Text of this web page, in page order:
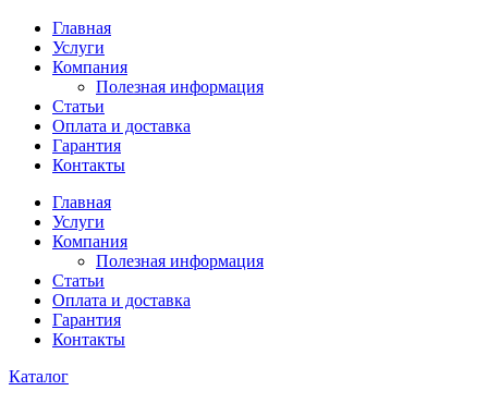
Главная
Услуги
Компания
Полезная информация
Статьи
Оплата и доставка
Гарантия
Контакты
Главная
Услуги
Компания
Полезная информация
Статьи
Оплата и доставка
Гарантия
Контакты
Каталог